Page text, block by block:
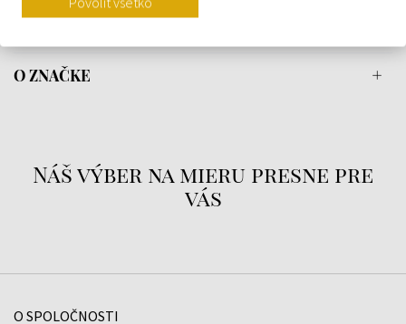
O ZNAČKE
Náš výber na mieru presne pre
vás
O SPOLOČNOSTI